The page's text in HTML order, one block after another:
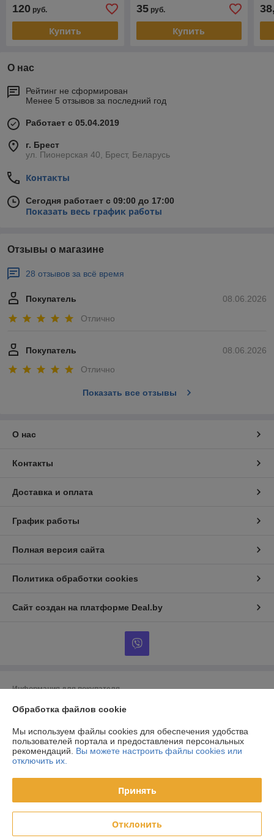
120 руб.
Купить
35руб.
Купить
О нас
Рейтинг не сформирован
Менее 5 отзывов за последний год
Работает с 05.04.2019
г. Брест
ул. Пионерская 40, Брест, Беларусь
Контакты
Сегодня работает с 09:00 до 17:00
Показать весь график работы
Отзывы о магазине
28 отзывов за всё время
08.06.2026
Покупатель
Отлично
08.06.2026
Покупатель
Отлично
Показать все отзывы
О нас
Контакты
Доставка и оплата
График работы
Полная версия сайта
Политика обработки cookies
Сайт создан на платформе Deal.by
Информация для покупателя
Индивидуальный предприниматель:
Регистрационный номер ЕГР: 291557186
УНП: 291557186
Регистрационный орган: Администрация Московского района г. Бреста
Дата регистрации компании: 18.02.2019
Ссылка на свидетельство/лицензию
Местонахождение книги жалоб и предложений: ул. Пионерская 40
Обработка файлов cookie
Мы используем файлы cookies для обеспечения удобства
пользователей портала и предоставления персональных
рекомендаций. Вы можете настроить файлы cookies или
отключить их.
Принять
Отклонить